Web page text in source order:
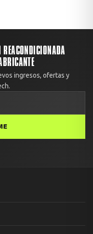
REACONDICIONADA
ingresos, ofertas y